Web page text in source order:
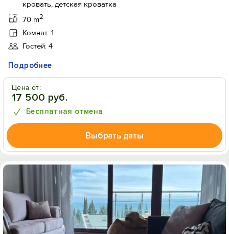
кровать, детская кроватка
70 m2
Комнат: 1
Гостей: 4
Подробнее
Цена от:
17 500 руб.
Бесплатная отмена
Выбрать даты